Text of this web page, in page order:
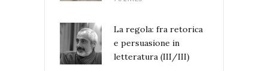
La regola: fra retorica
e persuasione in
letteratura (III/III)